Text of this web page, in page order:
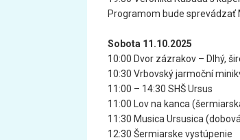
Programom bude sprevádzať
Sobota 11.10.2025
10:00 Dvor zázrakov – Dlhý,
10:30 Vrbovský jarmoční
11:00 – 14:30 SHŠ Ursus
11:00 Lov na kanca
11:30 Musica Ursusica
12:30 Šermiarske vystúpenie